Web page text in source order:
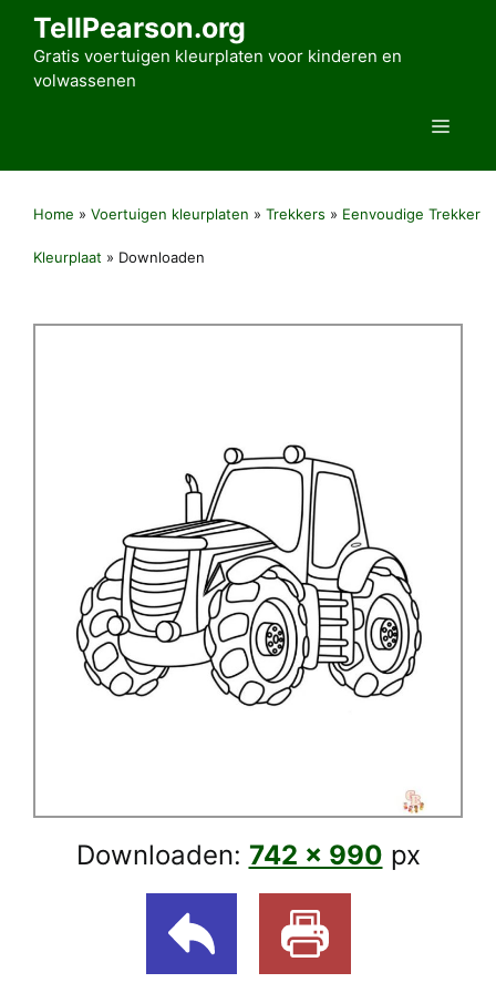
TellPearson.org
Gratis voertuigen kleurplaten voor kinderen en
volwassenen
Menu
Home » Voertuigen kleurplaten » Trekkers » Eenvoudige Trekker
Kleurplaat » Downloaden
Downloaden: 742 × 990 px